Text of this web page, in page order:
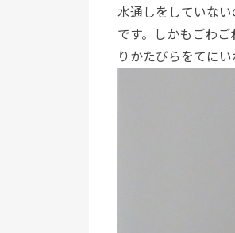
水通しをしていな
です。しかもごわ
りかたびらをてに